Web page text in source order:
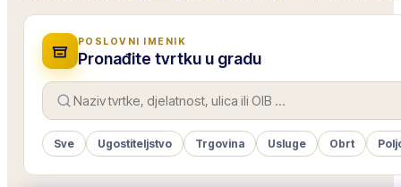
POSLOVNI IMENIK
Pronađite tvrtku u gradu
Sve Ugostiteljstvo Trgovina Usluge Obrt